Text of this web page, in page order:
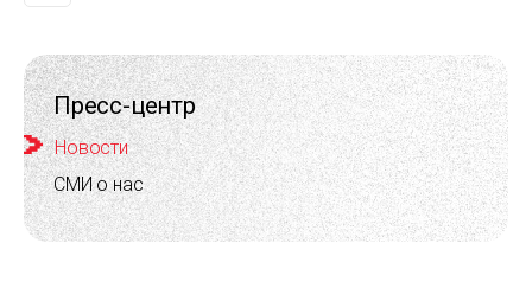
Пресс-центр
Новости
СМИ о нас